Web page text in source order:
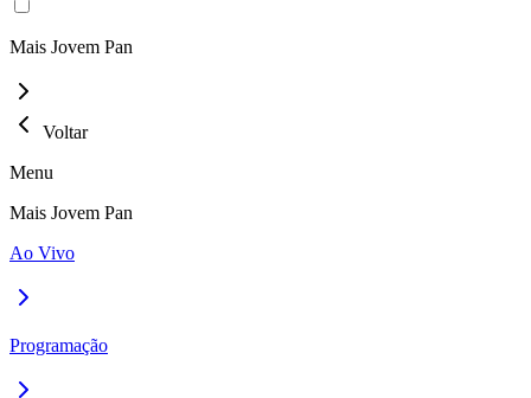
Mais Jovem Pan
Voltar
Menu
Mais Jovem Pan
Ao Vivo
Programação